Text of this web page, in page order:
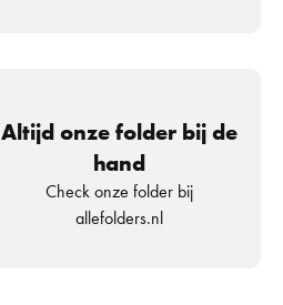
Altijd onze folder bij de
hand
Check onze folder bij
allefolders.nl